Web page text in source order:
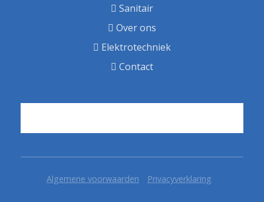
Sanitair
Over ons
Elektrotechniek
Contact
Algemene voorwaarden Privacyverklaring